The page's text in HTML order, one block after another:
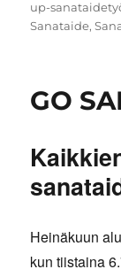
up-
Sanataide,
GO
Heinäkuun
kun tiistaina